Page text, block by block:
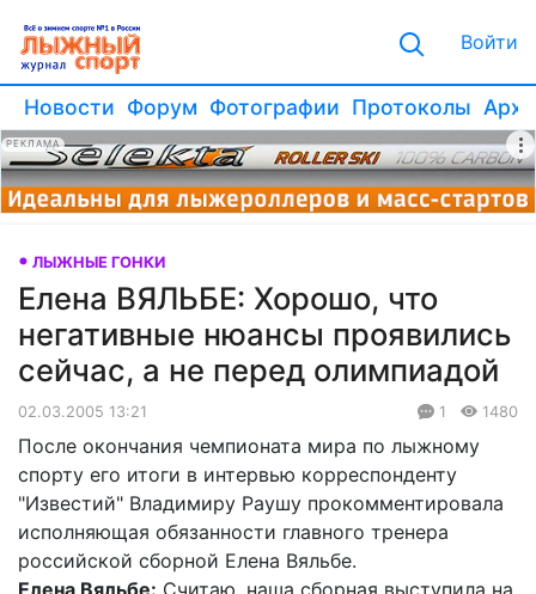
Войти
Новости Форум Фотографии Протоколы
РЕКЛАМА
ЛЫЖНЫЕ ГОНКИ
Елена ВЯЛЬБЕ: Хорошо, что
негативные нюансы проявились
сейчас, а не перед олимпиадой
02.03.2005 13:21 1 1480
После окончания чемпионата мира по лыжному
спорту его итоги в интервью корреспонденту
"Известий" Владимиру Раушу прокомментировала
исполняющая обязанности главного тренера
российской сборной Елена Вяльбе.
Елена Вяльбе: Считаю, наша сборная выступила на